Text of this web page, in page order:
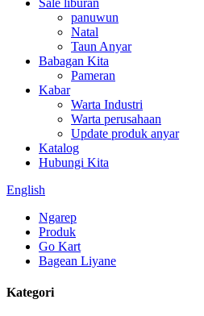
Sale liburan
panuwun
Natal
Taun Anyar
Babagan Kita
Pameran
Kabar
Warta Industri
Warta perusahaan
Update produk anyar
Katalog
Hubungi Kita
English
Ngarep
Produk
Go Kart
Bagean Liyane
Kategori